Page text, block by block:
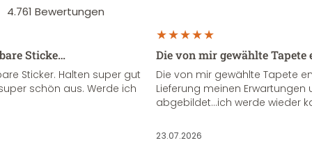
4.761 Bewertungen
Sticke…
Sticker. Halten super gut
schön aus. Werde ich
Die von mir gewählte
Die von mir gewählte Tapete
Lieferung meinen Erwartungen
abgebildet...ich werde wieder
23.07.2026